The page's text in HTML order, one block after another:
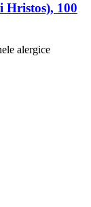
Hristos), 100
alergice